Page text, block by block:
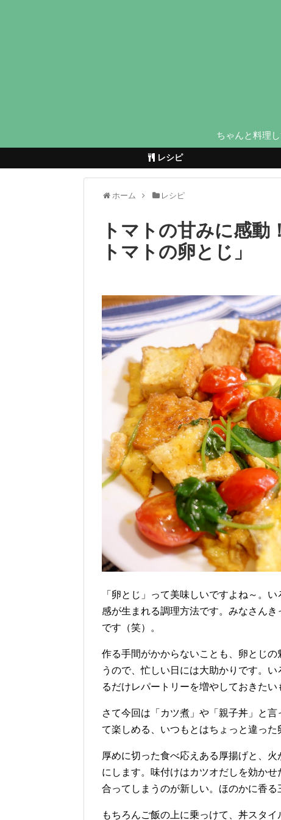
ちゃんと料理
レシピ
ホーム レシピ
トマトの甘みに感動
トマトの卵とじ」
「卵とじ」って美味しいですよね～。
感が生まれる調理方法です。みなさん
です（笑）。
作る手間がかからないことも、卵とじ
うので、忙しい日には大助かりです。
るだけレパートリーを増やしておきたい
さて今回は「カツ煮」や「親子丼」と
て楽しめる、いつもとはちょっと違った
厚めに切った食べ応えある厚揚げと、
にします。味付けはカツオだしを効か
合ってしまうのが新しい。ほのかに香る
もちろんご飯の上に乗っけて、丼スタ